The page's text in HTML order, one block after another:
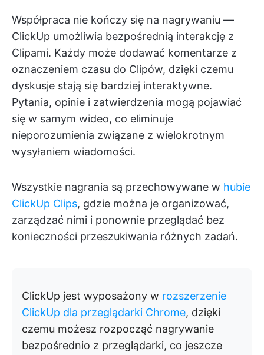
Współpraca nie kończy się na nagrywaniu —
ClickUp umożliwia bezpośrednią interakcję z
Clipami. Każdy może dodawać komentarze z
oznaczeniem czasu do Clipów, dzięki czemu
dyskusje stają się bardziej interaktywne.
Pytania, opinie i zatwierdzenia mogą pojawiać
się w samym wideo, co eliminuje
nieporozumienia związane z wielokrotnym
wysyłaniem wiadomości.
Wszystkie nagrania są przechowywane w hubie
ClickUp Clips, gdzie można je organizować,
zarządzać nimi i ponownie przeglądać bez
konieczności przeszukiwania różnych zadań.
ClickUp jest wyposażony w rozszerzenie
ClickUp dla przeglądarki Chrome, dzięki
czemu możesz rozpocząć nagrywanie
bezpośrednio z przeglądarki, co jeszcze